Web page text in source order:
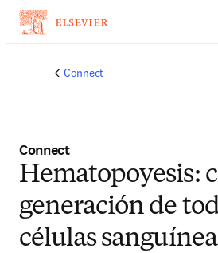
Connect
Connect
Hematopoyesis:
generación de
células